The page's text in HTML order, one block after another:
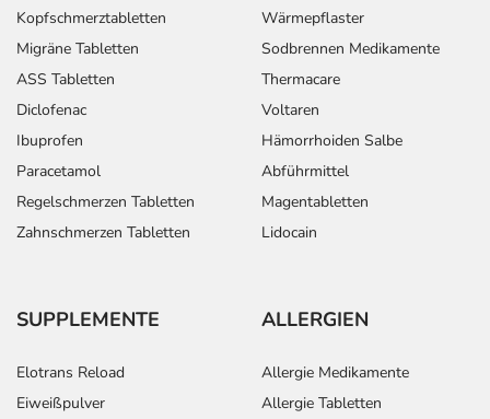
Kopfschmerztabletten
Migräne Tabletten
ASS Tabletten
Diclofenac
Ibuprofen
Paracetamol
Regelschmerzen Tabletten
Zahnschmerzen Tabletten
Wärmepflaster
Sodbrennen Medikamente
Thermacare
Voltaren
Hämorrhoiden Salbe
Abführmittel
Magentabletten
Lidocain
SUPPLEMENTE
Elotrans Reload
Eiweißpulver
ALLERGIEN
Allergie Medikamente
Allergie Tabletten